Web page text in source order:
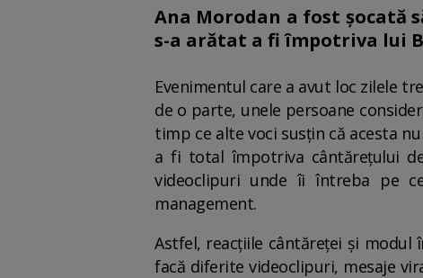
Ana Morodan a fost șocată
s-a arătat a fi împotriva lui
Evenimentul care a avut loc zilele
de o parte, unele persoane
timp ce alte voci susțin că acesta
a fi total împotriva cântărețului
videoclipuri unde îi întreba pe
management.
Astfel, reacțiile cântăreței și modul
facă diferite videoclipuri, mesaje